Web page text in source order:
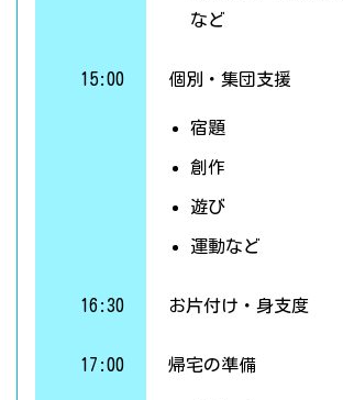
など
15:00 個別・集団支援
宿題
創作
遊び
運動など
16:30 お片付け・身支度
17:00 帰宅の準備